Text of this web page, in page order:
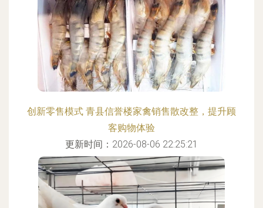
创新零售模式 青县信誉楼家禽销售散改整，提升顾
客购物体验
更新时间：2026-08-06 22:25:21